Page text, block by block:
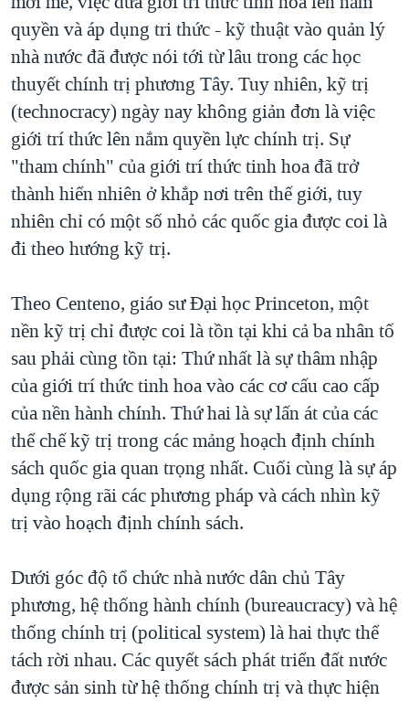
quyền và áp dụng tri thức - kỹ thuật vào quản lý
nhà nước đã được nói tới từ lâu trong các học
thuyết chính trị phương Tây. Tuy nhiên, kỹ trị
(technocracy) ngày nay không giản đơn là việc
giới trí thức lên nắm quyền lực chính trị. Sự
"tham chính" của giới trí thức tinh hoa đã trở
thành hiển nhiên ở khắp nơi trên thế giới, tuy
nhiên chỉ có một số nhỏ các quốc gia được coi là
đi theo hướng kỹ trị.
Theo Centeno, giáo sư Đại học Princeton, một
nền kỹ trị chỉ được coi là tồn tại khi cả ba nhân tố
sau phải cùng tồn tại: Thứ nhất là sự thâm nhập
của giới trí thức tinh hoa vào các cơ cấu cao cấp
của nền hành chính. Thứ hai là sự lấn át của các
thể chế kỹ trị trong các mảng hoạch định chính
sách quốc gia quan trọng nhất. Cuối cùng là sự áp
dụng rộng rãi các phương pháp và cách nhìn kỹ
trị vào hoạch định chính sách.
Dưới góc độ tổ chức nhà nước dân chủ Tây
phương, hệ thống hành chính (bureaucracy) và hệ
thống chính trị (political system) là hai thực thể
tách rời nhau. Các quyết sách phát triển đất nước
được sản sinh từ hệ thống chính trị và thực hiện